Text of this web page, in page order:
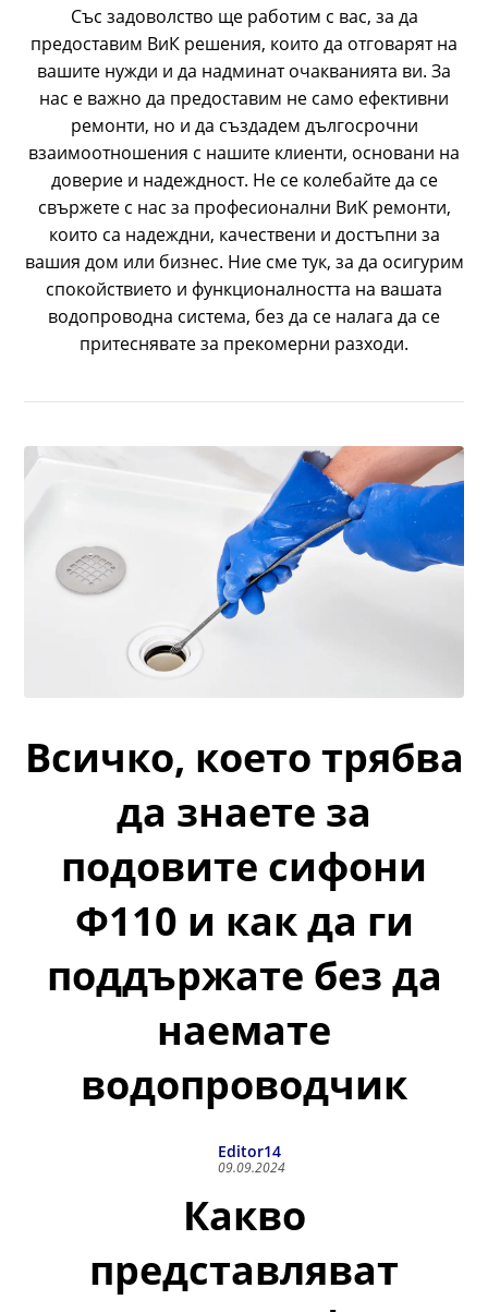
Със задоволство ще работим с вас, за да
предоставим ВиК решения, които да отговарят на
вашите нужди и да надминат очакванията ви. За
нас е важно да предоставим не само ефективни
ремонти, но и да създадем дългосрочни
взаимоотношения с нашите клиенти, основани на
доверие и надеждност. Не се колебайте да се
свържете с нас за професионални ВиК ремонти,
които са надеждни, качествени и достъпни за
вашия дом или бизнес. Ние сме тук, за да осигурим
спокойствието и функционалността на вашата
водопроводна система, без да се налага да се
притеснявате за прекомерни разходи.
Всичко, което трябва
да знаете за
подовите сифони
Ф110 и как да ги
поддържате без да
наемате
водопроводчик
Editor14
09.09.2024
Какво
представляват